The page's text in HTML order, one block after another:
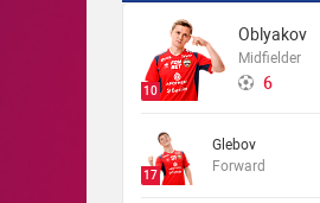
10
Oblyakov
Midfielder
6
17
Glebov
Forward